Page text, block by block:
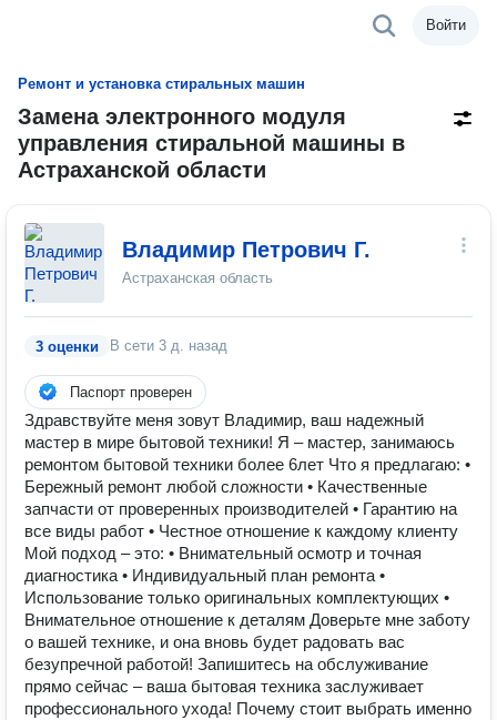
Войти
Ремонт и установка стиральных машин
Замена электронного модуля
управления стиральной машины в
Астраханской области
Владимир Петрович Г.
Астраханская область
3 оценки В сети 3 д. назад
Паспорт проверен
Здравствуйте меня зовут Владимир, ваш надежный
мастер в мире бытовой техники! Я – мастер, занимаюсь
ремонтом бытовой техники более 6лет Что я предлагаю: •
Бережный ремонт любой сложности • Качественные
запчасти от проверенных производителей • Гарантию на
все виды работ • Честное отношение к каждому клиенту
Мой подход – это: • Внимательный осмотр и точная
диагностика • Индивидуальный план ремонта •
Использование только оригинальных комплектующих •
Внимательное отношение к деталям Доверьте мне заботу
о вашей технике, и она вновь будет радовать вас
безупречной работой! Запишитесь на обслуживание
прямо сейчас – ваша бытовая техника заслуживает
профессионального ухода! Почему стоит выбрать именно